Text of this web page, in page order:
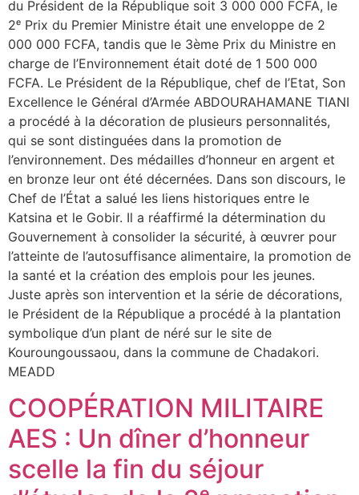
du Président de la République soit 3 000 000 FCFA, le
2ᵉ Prix du Premier Ministre était une enveloppe de 2
000 000 FCFA, tandis que le 3ème Prix du Ministre en
charge de l’Environnement était doté de 1 500 000
FCFA. Le Président de la République, chef de l’Etat, Son
Excellence le Général d’Armée ABDOURAHAMANE TIANI
a procédé à la décoration de plusieurs personnalités,
qui se sont distinguées dans la promotion de
l’environnement. Des médailles d’honneur en argent et
en bronze leur ont été décernées. Dans son discours, le
Chef de l’État a salué les liens historiques entre le
Katsina et le Gobir. Il a réaffirmé la détermination du
Gouvernement à consolider la sécurité, à œuvrer pour
l’atteinte de l’autosuffisance alimentaire, la promotion de
la santé et la création des emplois pour les jeunes.
Juste après son intervention et la série de décorations,
le Président de la République a procédé à la plantation
symbolique d’un plant de néré sur le site de
Kouroungoussaou, dans la commune de Chadakori.
MEADD
COOPÉRATION MILITAIRE
AES : Un dîner d’honneur
scelle la fin du séjour